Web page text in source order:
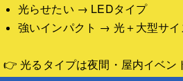
光らせたい → LEDタイプ
強いインパクト → 光＋大型サ
👉 光るタイプは夜間・屋内イベン